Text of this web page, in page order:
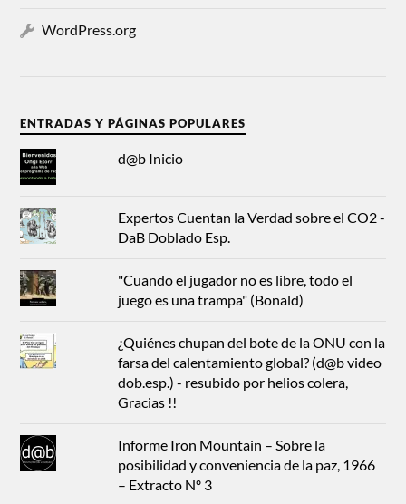
WordPress.org
ENTRADAS Y PÁGINAS POPULARES
d@b Inicio
Expertos Cuentan la Verdad sobre el CO2 -
DaB Doblado Esp.
"Cuando el jugador no es libre, todo el
juego es una trampa" (Bonald)
¿Quiénes chupan del bote de la ONU con la
farsa del calentamiento global? (d@b video
dob.esp.) - resubido por helios colera,
Gracias !!
Informe Iron Mountain – Sobre la
posibilidad y conveniencia de la paz, 1966
– Extracto Nº 3